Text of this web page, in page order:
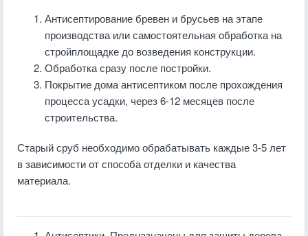
Антисептирование бревен и брусьев на этапе
производства или самостоятельная обработка на
стройплощадке до возведения конструкции.
Обработка сразу после постройки.
Покрытие дома антисептиком после прохождения
процесса усадки, через 6-12 месяцев после
строительства.
Старый сруб необходимо обрабатывать каждые 3-5 лет
в зависимости от способа отделки и качества
материала.